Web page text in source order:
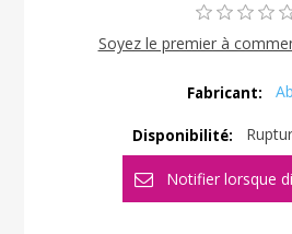
Soyez le premier à
Fabricant:
Disponibilité: